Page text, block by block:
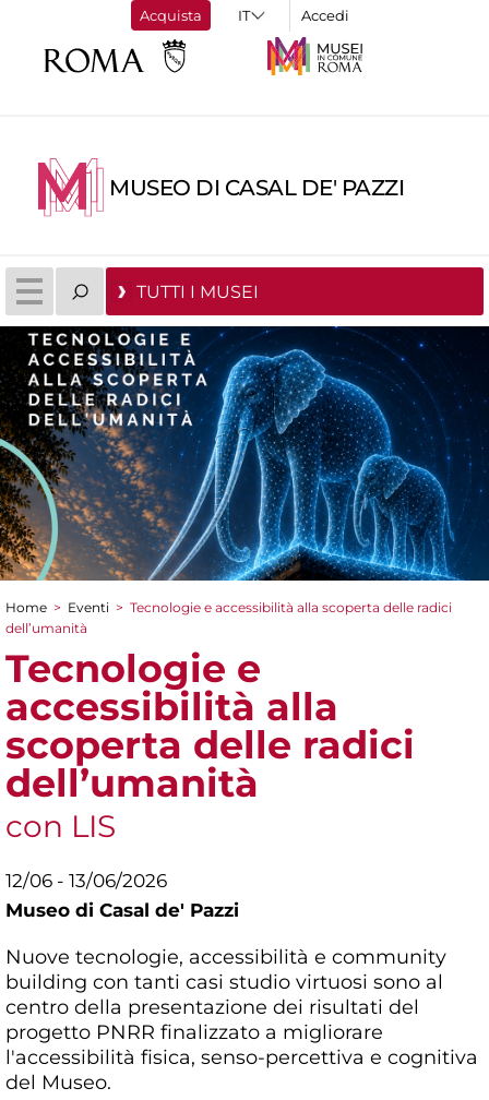
Acquista Accedi
MUSEO DI CASAL DE' PAZZI
TUTTI I MUSEI
Tu sei qui
Home > Eventi > Tecnologie e accessibilità alla scoperta delle radici
dell’umanità
Tecnologie e
accessibilità alla
scoperta delle radici
dell’umanità
con LIS
12/06 - 13/06/2026
Museo di Casal de' Pazzi
Nuove tecnologie, accessibilità e community
building con tanti casi studio virtuosi sono al
centro della presentazione dei risultati del
progetto PNRR finalizzato a migliorare
l'accessibilità fisica, senso-percettiva e cognitiva
del Museo.